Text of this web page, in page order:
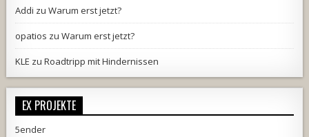
Addi zuWarum erst jetzt?
opatios zuWarum erst jetzt?
KLE zuRoadtripp mit Hindernissen
EX PROJEKTE
5ender